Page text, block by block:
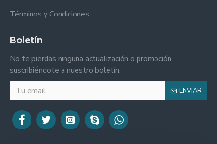
Términos y Condiciones
Boletín
No te pierdas ninguna actualización o promoción
suscribiéndote a nuestro boletín.
ENVIAR